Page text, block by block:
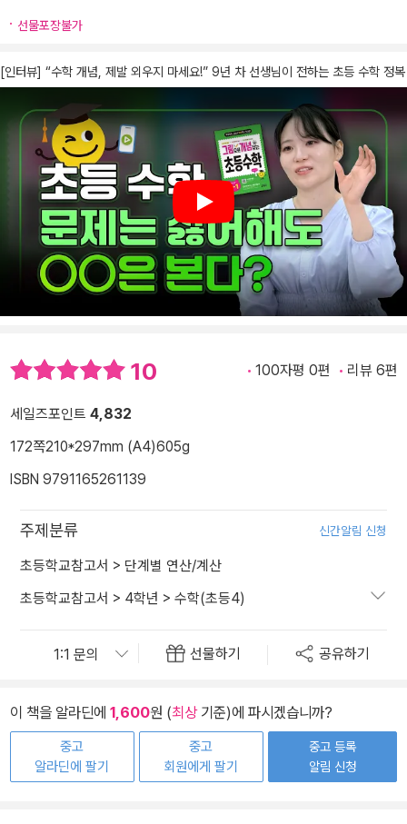
선물포장불가
[인터뷰] “수학 개념, 제발 외우지 마세요!” 9년 차 선생님이 전하는 초등 수학 정복
Play
10 100자평 0편 리뷰 6편
세일즈포인트 4,832
172쪽210*297mm (A4)605g
ISBN 9791165261139
주제분류 신간알림 신청
초등학교참고서 > 단계별 연산/계산
초등학교참고서 > 4학년 > 수학(초등4)
선물하기 공유하기
이 책을 알라딘에 1,600원 (최상기준)에 파시겠습니까?
중고
알라딘에 팔기
중고
회원에게 팔기
중고 등록
알림 신청